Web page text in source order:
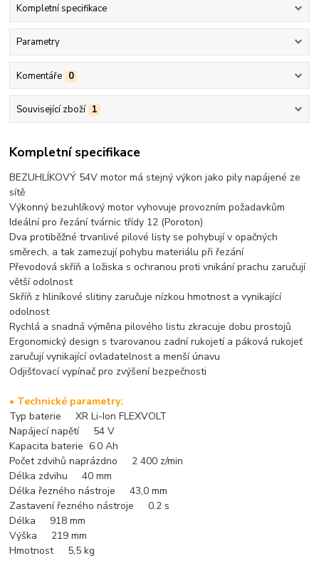
Kompletní specifikace
Parametry
Komentáře 0
Související zboží 1
Kompletní specifikace
BEZUHLÍKOVÝ 54V motor má stejný výkon jako pily napájené ze
sítě
Výkonný bezuhlíkový motor vyhovuje provozním požadavkům
Ideální pro řezání tvárnic třídy 12 (Poroton)
Dva protiběžné trvanlivé pilové listy se pohybují v opačných
směrech, a tak zamezují pohybu materiálu při řezání
Převodová skříň a ložiska s ochranou proti vnikání prachu zaručují
větší odolnost
Skříň z hliníkové slitiny zaručuje nízkou hmotnost a vynikající
odolnost
Rychlá a snadná výměna pilového listu zkracuje dobu prostojů
Ergonomický design s tvarovanou zadní rukojetí a páková rukojeť
zaručují vynikající ovladatelnost a menší únavu
Odjišťovací vypínač pro zvýšení bezpečnosti
• Technické parametry:
Typ baterie XR Li-Ion FLEXVOLT
Napájecí napětí 54 V
Kapacita baterie 6.0 Ah
Počet zdvihů naprázdno 2 400 z/min
Délka zdvihu 40 mm
Délka řezného nástroje 43,0 mm
Zastavení řezného nástroje 0.2 s
Délka 918 mm
Výška 219 mm
Hmotnost 5,5 kg